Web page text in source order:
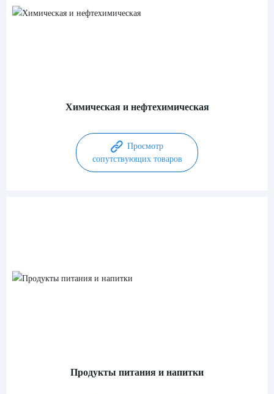
Химическая и нефтехимическая
Просмотр
сопутствующих товаров
Продукты питания и напитки